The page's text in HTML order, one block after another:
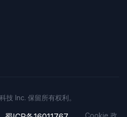
技 Inc. 保留所有权利。
Cookie 政